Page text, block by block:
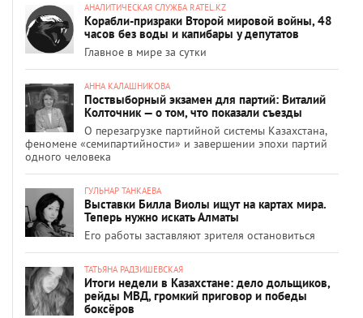
АНАЛИТИЧЕСКАЯ СЛУЖБА RATEL.KZ
Корабли-призраки Второй мировой войны, 48
часов без воды и капибары у депутатов
Главное в мире за сутки
АННА КАЛАШНИКОВА
Поствыборный экзамен для партий: Виталий
Колточник — о том, что показали съезды
О перезагрузке партийной системы Казахстана,
феномене «семипартийности» и завершении эпохи партий
одного человека
ГУЛЬНАР ТАНКАЕВА
Выставки Билла Виолы ищут на картах мира.
Теперь нужно искать Алматы
Его работы заставляют зрителя остановиться
ТАТЬЯНА РАДЗИШЕВСКАЯ
Итоги недели в Казахстане: дело дольщиков,
рейды МВД, громкий приговор и победы
боксёров